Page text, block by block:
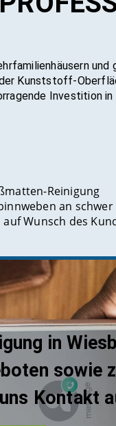
Kunststoff-
Investition
Reinigung
an
Wunsch des
in
sowie
Kontakt